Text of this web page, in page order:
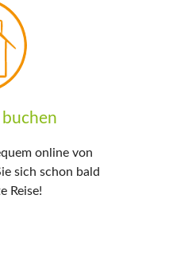
buchen
online von
sich schon bald
Reise!